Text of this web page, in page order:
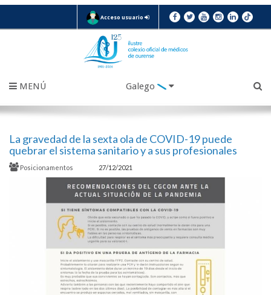
Acceso usuario
MENÚ Galego
La gravedad de la sexta ola de COVID-19 puede
quebrar el sistema sanitario y a sus profesionales
Posicionamentos 27/12/2021